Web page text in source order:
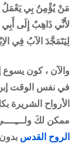
مَنْ يُؤْمِنُ بِي يَعْمَلُ
لأَنِّي ذَاهِبٌ إِلَى أَبِي
لِيَتَمَجَّدَ الآبُ فِي
والآن ، كون
في نفس الوقت إبن
الأرواح الشريرة
ممكن لكَ
الروح القدس